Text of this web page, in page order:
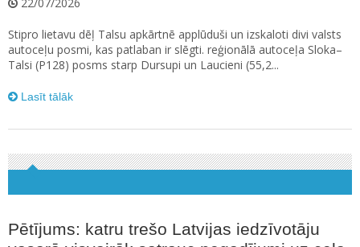
Stipro lietavu dēļ Talsu apkārtnē applūduši un izskaloti divi valsts
autoceļu posmi, kas patlaban ir slēgti. reģionālā autoceļa Sloka–
Talsi (P128) posms starp Dursupi un Laucieni (55,2...
Lasīt tālāk
Pētījums: katru trešo Latvijas iedzīvotāju